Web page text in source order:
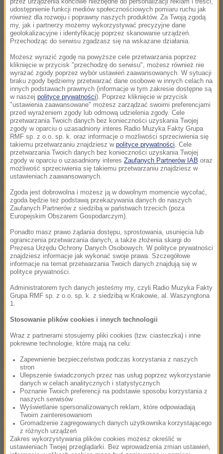
Mężczyzna, żeby ominąć korek poruszał się za
jadącą na sygnale karetką pogotowia. Pomimo
zwrócenia uwagi przez kierowcę karetki mężczyzna
nie zaprzestał kontynuowania jazdy korytarzem
życia, jaki tworzyli pozostali uczestnicy ruchu
drogowego w celu bezpiecznego przejazdu karetki.
Ponadto kierujący niejednokrotnie stworzył
zagrożenie bezpieczeństwa dla pojazdów jadących z
naprzeciwka, których kierowcy próbując włączyć się
do ruchu po przejechaniu pojazdu uprzywilejowanego
zmuszeni byli gwałtownie hamować - relacjonował w
Pirat drogowy to 46-latek z powiatu nowotarskiego.
m.in. zakaz wyprzedzania na skrzyżowaniu, zakaz
wyprzedzania pojazdu uprzywilejowanego w
obszarze zabudowanym, cofanie na moście oraz
spowodowanie zagrożenia bezpieczeństwa w ruchu
drogowym.
Źródło: PAP
Tagi:wypadek
NAJWAŻNIEJSZE FAKTY
Mobilizacja po
Polska dołącza do rozmów
bada incydent z udziałem
przez urządzenia końcowe niezbędne do personalizacji reklam i treści,
udostępnienie funkcji mediów społecznościowych pomiaru ruchu jak
również dla rozwoju i poprawny naszych produktów. Za Twoją zgodą
my, jak i partnerzy możemy wykorzystywać precyzyjne dane
geolokalizacyjne i identyfikację poprzez skanowanie urządzeń.
Przechodząc do serwisu zgadzasz się na wskazane działania.
Możesz wyrazić zgodę na powyższe cele przetwarzania poprzez
kliknięcie w przycisk "przechodzę do serwisu", możesz również nie
wyrażać zgody poprzez wybór ustawień zaawansowanych. W sytuacji
braku zgody będziemy przetwarzać dane osobowe w innych celach na
innych podstawach prawnych (informacje w tym zakresie dostępne są
w naszej polityce prywatności). Poprzez kliknięcie w przycisk
"ustawienia zaawansowane" możesz zarządzać swoimi preferencjami
przed wyrażeniem zgody lub odmową udzielenia zgody. Cele
przetwarzania Twoich danych bez konieczności uzyskania Twojej
zgody w oparciu o uzasadniony interes Radio Muzyka Fakty Grupa
RMF sp. z o.o. sp. k. oraz informacje o możliwości sprzeciwienia się
takiemu przetwarzaniu znajdziesz w polityce prywatności. Cele
przetwarzania Twoich danych bez konieczności uzyskania Twojej
zgody w oparciu o uzasadniony interes Zaufanych Partnerów IAB oraz
możliwość sprzeciwienia się takiemu przetwarzaniu znajdziesz w
ustawieniach zaawansowanych.
Zgoda jest dobrowolna i możesz ją w dowolnym momencie wycofać,
zgoda będzie też podstawą przekazywania danych do naszych
Zaufanych Partnerów z siedzibą w państwach trzecich (poza
Europejskim Obszarem Gospodarczym).
Ponadto masz prawo żądania dostępu, sprostowania, usunięcia lub
ograniczenia przetwarzania danych, a także złożenia skargi do
Prezesa Urzędu Ochrony Danych Osobowych. W polityce prywatności
znajdziesz informacje jak wykonać swoje prawa. Szczegółowe
informacje na temat przetwarzania Twoich danych znajdują się w
polityce prywatności.
Administratorem tych danych jesteśmy my, czyli Radio Muzyka Fakty
Grupa RMF sp. z o.o. sp. k. z siedzibą w Krakowie, al. Waszyngtona
1.
Stosowanie plików cookies i innych technologii
Wraz z partnerami stosujemy pliki cookies (tzw. ciasteczka) i inne
pokrewne technologie, które mają na celu:
Zapewnienie bezpieczeństwa podczas korzystania z naszych
stron
Ulepszenie świadczonych przez nas usług poprzez wykorzystanie
danych w celach analitycznych i statystycznych
Poznanie Twoich preferencji na podstawie sposobu korzystania z
naszych serwisów
Wyświetlanie spersonalizowanych reklam, które odpowiadają
Twoim zainteresowaniom
Gromadzenie zagregowanych danych użytkownika korzystającego
z różnych urządzeń
Zakres wykorzystywania plików cookies możesz określić w
ustawieniach Twojej przeglądarki. Bez wprowadzenia zmian ustawień,